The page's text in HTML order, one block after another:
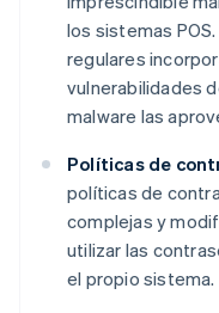
los sistemas
regulares
vulnerabilidades
malware las
Políticas de
políticas de
complejas y
utilizar las
el propio sistema.